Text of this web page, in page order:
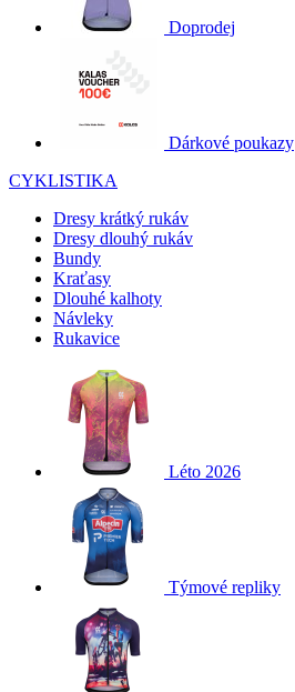
Doprodej
Dárkové poukazy
CYKLISTIKA
Dresy krátký rukáv
Dresy dlouhý rukáv
Bundy
Kraťasy
Dlouhé kalhoty
Návleky
Rukavice
Léto 2026
Týmové repliky